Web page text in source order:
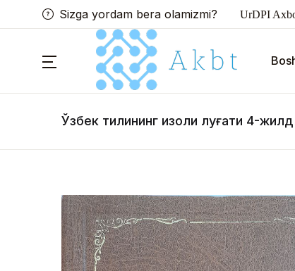
Sizga yordam bera olamizmi? UrDPI
Ўзбек тилининг изоҳли луғати 4-жилд